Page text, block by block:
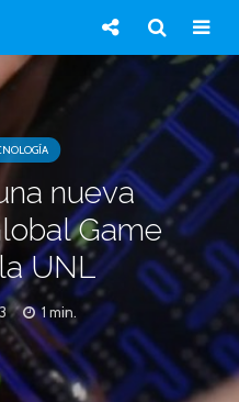
nueva
Game
UNL
1 min.